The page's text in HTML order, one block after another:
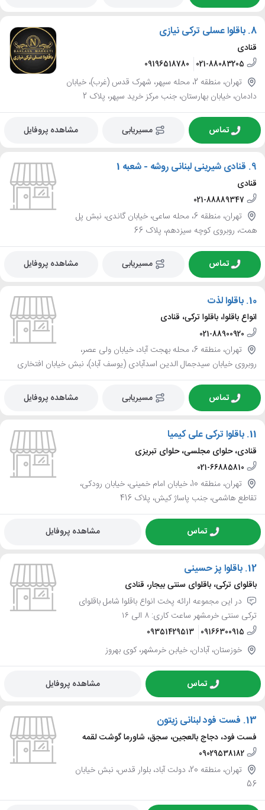
8. باقلوا عسلی ترکی نیازی
قنادی
021-88083205
09196518780
تهران، منطقه 2، محله سپهر، شهرک قدس (غرب)، خیابان
دادمان، خیابان بهارستان، جنب مرکز خرید سپهر، پلاک 2
تماس مسیریابی مشاهده پروفایل
9. قنادی شیرینی لبنانی روشه - شعبه 1
قنادی
021-88889347
تهران، منطقه 6، محله ساعی، خیابان گاندی، نبش پل
همت، روبروی کوچه سیزدهم، پلاک 66
تماس مسیریابی مشاهده پروفایل
10. باقلوا لذت
انواع باقلوا، باقلوا ترکی، قنادی
021-88900920
تهران، منطقه 6، محله بهجت آباد، خیابان ولی عصر،
روبروی خیابان سیدجمال الدین اسدآبادی (یوسف آباد)، نبش خیابان افتخاری
تماس مسیریابی مشاهده پروفایل
11. باقلوا ترکی علی کیمیا
قنادی، حلوای مجلسی، حلوای تبریزی
021-66885810
تهران، منطقه 10، خیابان امام خمینی، خیابان رودکی،
تقاطع هاشمی، جنب پاساژ کیش، پلاک 416
تماس مشاهده پروفایل
12. باقلوا پز حسینی
باقلوای ترکی، باقلوای سنتی بیجار، قنادی
در این مجموعه ارائه پخت انواع باقلوا شامل باقلوای
ترکی سنتی خرمشهر ساعت کاری: ۸ الی ۱۶
09166300915
09351429513
خوزستان، آبادان، خیابن خرمشهر، کوی بهروز
تماس مشاهده پروفایل
13. فست فود لبنانی زیتون
فست فود، دجاج بالعجین، سجق، شاورما گوشت لقمه
09029538182
تهران، منطقه 20، دولت آباد، بلوار قدس، نبش خیابان
56